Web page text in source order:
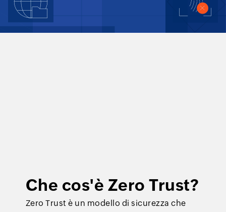
Che cos'è Zero Trust?
Zero Trust è un modello di sicurezza che